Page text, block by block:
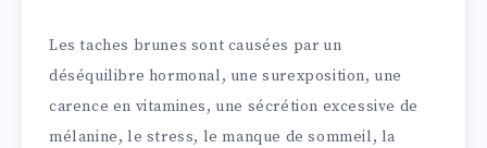
Les taches brunes sont causées par un
déséquilibre hormonal, une surexposition, une
carence en vitamines, une sécrétion excessive de
mélanine, le stress, le manque de sommeil, la